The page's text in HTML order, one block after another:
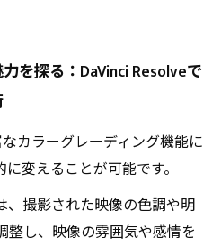
を探る：DaVinci Resolveで
なカラーグレーディング機能に
変えることが可能です。
、撮影された映像の色調や明
整し、映像の雰囲気や感情を